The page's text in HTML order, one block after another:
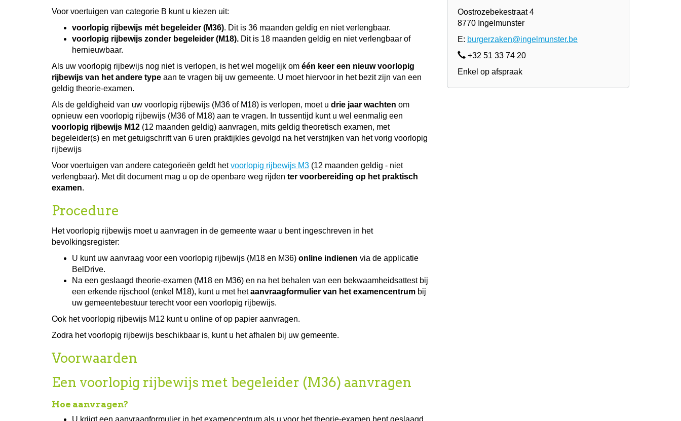
Voor voertuigen van categorie B kunt u kiezen uit:
voorlopig rijbewijs mét begeleider (M36). Dit is 36 maanden geldig en niet verlengbaar.
voorlopig rijbewijs zonder begeleider (M18). Dit is 18 maanden geldig en niet verlengbaar of
hernieuwbaar.
Als uw voorlopig rijbewijs nog niet is verlopen, is het wel mogelijk om één keer een nieuw voorlopig
rijbewijs van het andere type aan te vragen bij uw gemeente. U moet hiervoor in het bezit zijn van een
geldig theorie-examen.
Als de geldigheid van uw voorlopig rijbewijs (M36 of M18) is verlopen, moet u drie jaar wachten om
opnieuw een voorlopig rijbewijs (M36 of M18) aan te vragen. In tussentijd kunt u wel eenmalig een
voorlopig rijbewijs M12 (12 maanden geldig) aanvragen, mits geldig theoretisch examen, met
begeleider(s) en met getuigschrift van 6 uren praktijkles gevolgd na het verstrijken van het vorig voorlopig
rijbewijs
Voor voertuigen van andere categorieën geldt hetvoorlopig rijbewijs M3 (12 maanden geldig - niet
verlengbaar). Met dit document mag u op de openbare weg rijden ter voorbereiding op het praktisch
examen.
Procedure
Het voorlopig rijbewijs moet u aanvragen in de gemeente waar u bent ingeschreven in het
bevolkingsregister:
U kunt uw aanvraag voor een voorlopig rijbewijs (M18 en M36) online indienen via de applicatie
BelDrive.
Na een geslaagd theorie-examen (M18 en M36) en na het behalen van een bekwaamheidsattest bij
een erkende rijschool (enkel M18), kunt u met hetaanvraagformulier van het examencentrum bij
uw gemeentebestuur terecht voor een voorlopig rijbewijs.
Ook het voorlopig rijbewijs M12 kunt u online of op papier aanvragen.
Zodra het voorlopig rijbewijs beschikbaar is, kunt u het afhalen bij uw gemeente.
Voorwaarden
Een voorlopig rijbewijs met begeleider (M36) aanvragen
Hoe aanvragen?
U krijgt een aanvraagformulier in het examencentrum als u voor het theorie-examen bent geslaagd.
Oostrozebekestraat 4
8770 Ingelmunster
E: burgerzaken@ingelmunster.be
+32 51 33 74 20
Enkel op afspraak